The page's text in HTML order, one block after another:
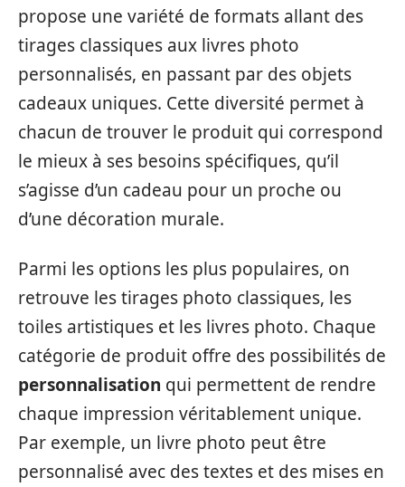
propose une variété de formats allant des
tirages classiques aux livres photo
personnalisés, en passant par des objets
cadeaux uniques. Cette diversité permet à
chacun de trouver le produit qui correspond
le mieux à ses besoins spécifiques, qu’il
s’agisse d’un cadeau pour un proche ou
d’une décoration murale.
Parmi les options les plus populaires, on
retrouve les tirages photo classiques, les
toiles artistiques et les livres photo. Chaque
catégorie de produit offre des possibilités de
personnalisation qui permettent de rendre
chaque impression véritablement unique.
Par exemple, un livre photo peut être
personnalisé avec des textes et des mises en